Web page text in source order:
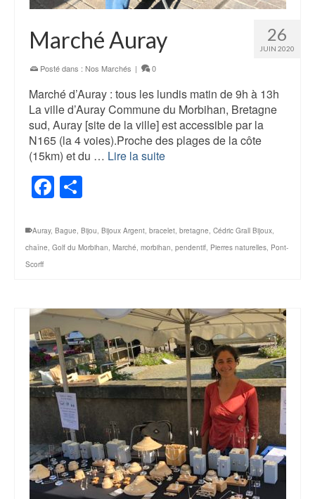
26
JUIN 2020
Marché Auray
Posté dans : Nos Marchés | 0
Marché d’Auray : tous les lundis matin de 9h à 13h
La ville d’Auray Commune du Morbihan, Bretagne
sud, Auray [site de la ville] est accessible par la
N165 (la 4 voies).Proche des plages de la côte
(15km) et du … Lire la suite
Facebook
Auray, Bague, Bijou, Bijoux Argent, bracelet, bretagne, Cédric Grall Bijoux,
chaîne, Golf du Morbihan, Marché, morbihan, pendentif, Pierres naturelles, Pont-
Scorff